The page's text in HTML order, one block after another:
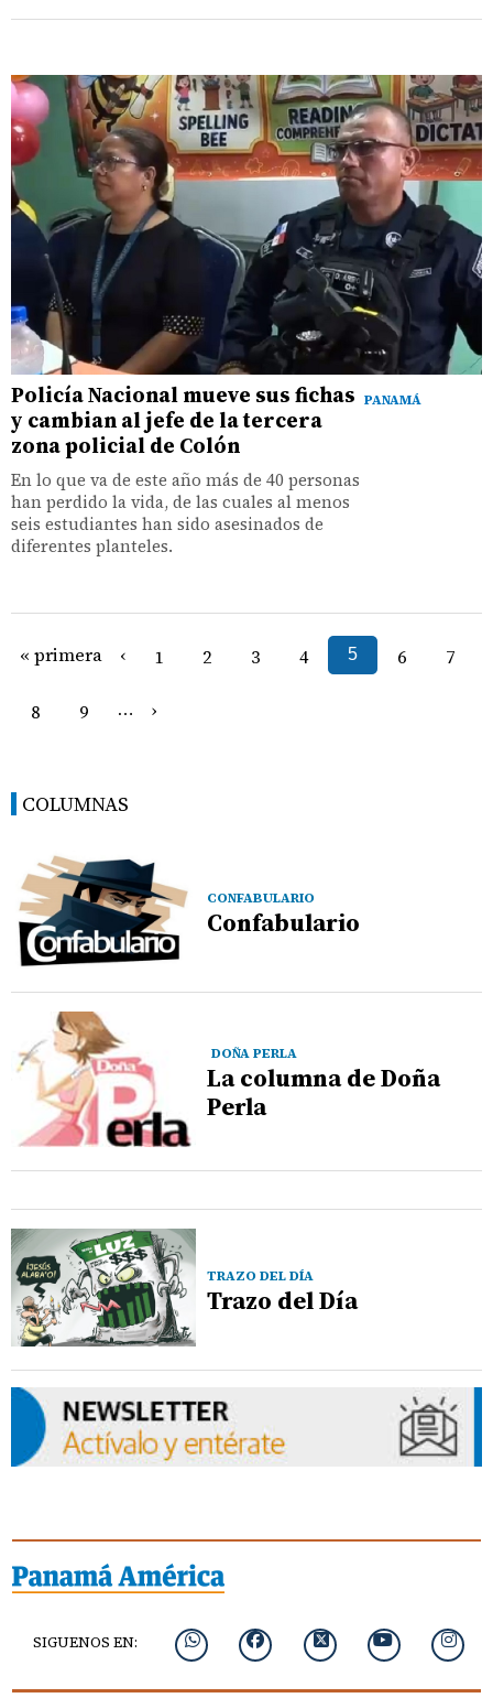
PANAMÁ
Policía Nacional mueve sus fichas
y cambian al jefe de la tercera
zona policial de Colón
En lo que va de este año más de 40 personas
han perdido la vida, de las cuales al menos
seis estudiantes han sido asesinados de
diferentes planteles.
« primera ‹ 1 2 3 4 5 6 7
8 9 … ›
COLUMNAS
CONFABULARIO
Confabulario
DOÑA PERLA
La columna de Doña
Perla
TRAZO DEL DÍA
Trazo del Día
SIGUENOS EN: